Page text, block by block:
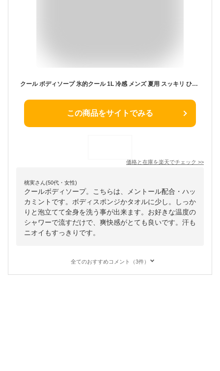
クール ボディソープ 氷的クール 1L 冷感 メンズ 夏用 スッキリ ひんやり 汗対策 ニオイ対策 日本製 体臭 加齢臭 大容量 ボトル 父の日 男性用 メントール ハッカ ミント ヒアルロン酸 スーパー銭湯 ニオイケア ボディーソープ
この商品をサイトでみる
価格と在庫を楽天でチェック >>
桃実さん(50代・女性)
クールボディソープ。こちらは、メントール配合・ハッ
カミントです。ボディスポンジかタオルに少し。しっか
りと泡立てて全身を洗う事が出来ます。お好きな温度の
シャワーで流すだけで、爽快感がとても良いです。汗も
ニオイもすっきりです。
全てのおすすめコメント（3件）